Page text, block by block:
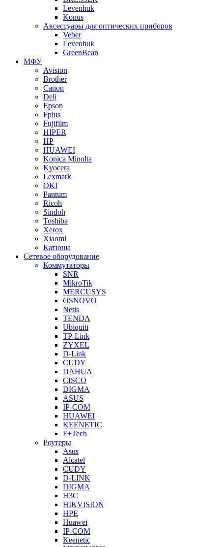
Levenhuk
Konus
Аксессуары для оптических приборов
Veber
Levenhuk
GreenBean
МФУ
Avision
Brother
Canon
Deli
Epson
Fplus
Fujifilm
HIPER
HP
HUAWEI
Konica Minolta
Kyocera
Lexmark
OKI
Pantum
Ricoh
Sindoh
Toshiba
Xerox
Xiaomi
Катюша
Сетевое оборудование
Коммутаторы
SNR
MikroTik
MERCUSYS
OSNOVO
Netis
TENDA
Ubiquiti
TP-Link
ZYXEL
D-Link
CUDY
DAHUA
CISCO
DIGMA
ASUS
IP-COM
HUAWEI
KEENETIC
F+Tech
Роутеры
Asus
Alcatel
CUDY
D-LINK
DIGMA
H3C
HIKVISION
HPE
Huawei
IP-COM
Keenetic